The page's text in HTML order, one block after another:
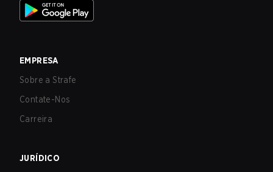
EMPRESA
Sobre a Strafe
Contate-Nos
Carreira
JURÍDICO